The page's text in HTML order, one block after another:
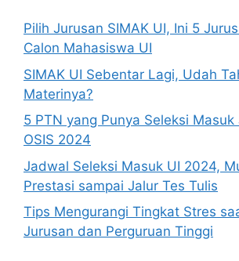
Pilih Jurusan SIMAK UI, Ini 5
Calon Mahasiswa UI
SIMAK UI Sebentar Lagi, Udah
Materinya?
5 PTN yang Punya Seleksi Masuk
OSIS 2024
Jadwal Seleksi Masuk UI 2024,
Prestasi sampai Jalur Tes Tulis
Tips Mengurangi Tingkat Stres
Jurusan dan Perguruan Tinggi